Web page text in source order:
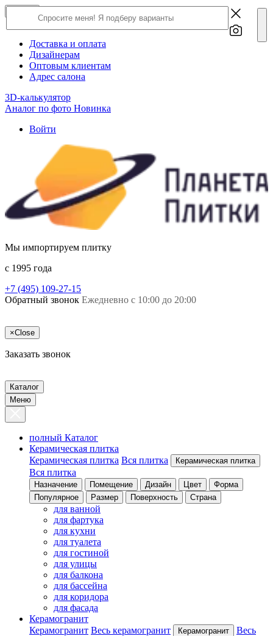
О компании
Доставка и оплата
Дизайнерам
Оптовым клиентам
Адрес салона
3D-калькулятор
Аналог по фото Новинка
Войти
Мы импортируем плитку
c 1995 года
+7 (495) 109-27-15
Обратный звонок Ежедневно с 10:00 до 20:00
×Close
Заказать звонок
Каталог
Меню
полный Каталог
Керамическая плитка
Керамическая плитка Вся плитка Керамическая плитка
Вся плитка
Назначение Помещение Дизайн Цвет
Форма
Популярное
Размер Поверхность Страна
для ванной
для фартука
для кухни
для туалета
для гостиной
для улицы
для балкона
для бассейна
для коридора
для фасада
Керамогранит
Керамогранит Весь керамогранит Керамогранит
Весь